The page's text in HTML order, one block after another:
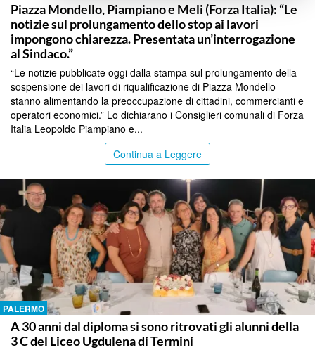
Piazza Mondello, Piampiano e Meli (Forza Italia): “Le
notizie sul prolungamento dello stop ai lavori
impongono chiarezza. Presentata un’interrogazione
al Sindaco.”
“Le notizie pubblicate oggi dalla stampa sul prolungamento della
sospensione dei lavori di riqualificazione di Piazza Mondello
stanno alimentando la preoccupazione di cittadini, commercianti e
operatori economici.” Lo dichiarano i Consiglieri comunali di Forza
Italia Leopoldo Piampiano e...
Continua a Leggere
PALERMO
A 30 anni dal diploma si sono ritrovati gli alunni della
3 C del Liceo Ugdulena di Termini